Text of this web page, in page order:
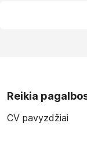
Reikia
CV pavyzdžiai